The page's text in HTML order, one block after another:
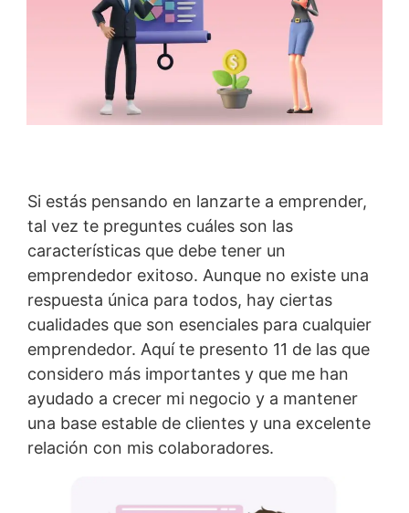
Si estás pensando en lanzarte a emprender,
tal vez te preguntes cuáles son las
características que debe tener un
emprendedor exitoso. Aunque no existe una
respuesta única para todos, hay ciertas
cualidades que son esenciales para cualquier
emprendedor. Aquí te presento 11 de las que
considero más importantes y que me han
ayudado a crecer mi negocio y a mantener
una base estable de clientes y una excelente
relación con mis colaboradores.